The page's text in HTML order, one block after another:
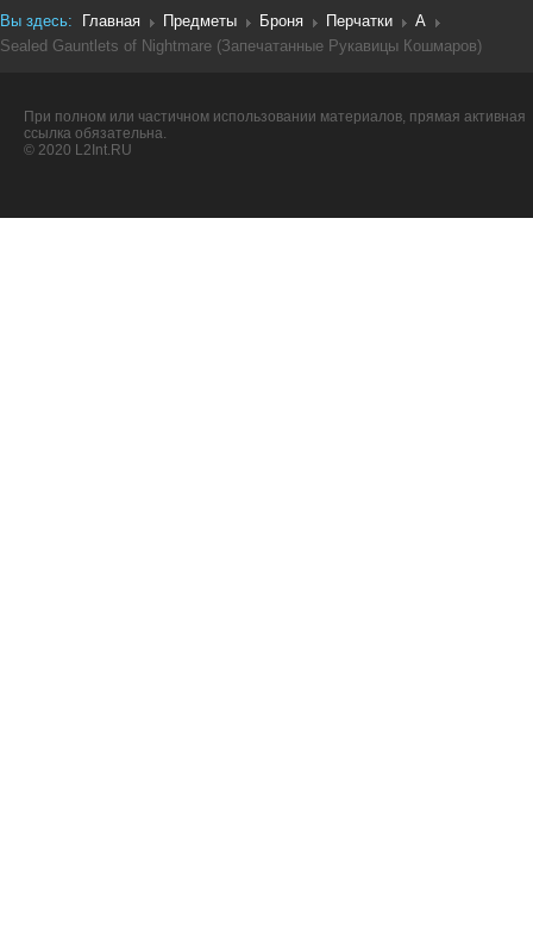
Вы здесь:
Главная Предметы Броня Перчатки
A
Sealed Gauntlets of Nightmare (Запечатанные Рукавицы Кошмаров)
При полном или частичном использовании материалов, прямая активная
ссылка обязательна.
© 2020 L2Int.RU